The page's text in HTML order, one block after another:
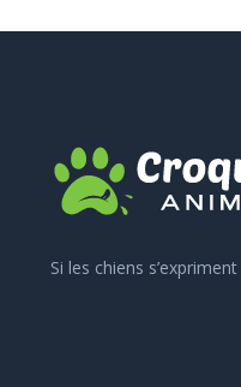
Si les chiens